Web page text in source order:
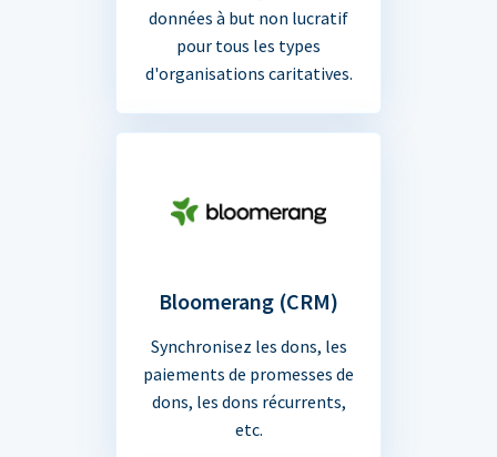
données à but non lucratif
pour tous les types
d'organisations caritatives.
Bloomerang (CRM)
Synchronisez les dons, les
paiements de promesses de
dons, les dons récurrents,
etc.